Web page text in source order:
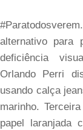
alternativo para
deficiência
Orlando Perri
usando calça
marinho.
papel laranjada